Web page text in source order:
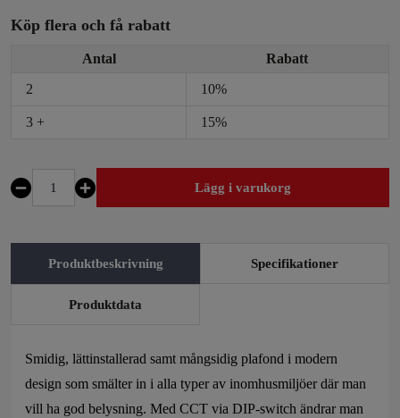
Köp flera och få rabatt
Antal
Rabatt
2
10%
3 + 15%
Plafond
Lägg i varukorg
Produktbeskrivning Specifikationer
Produktdata
Smidig, lättinstallerad samt mångsidig plafond i modern
design som smälter in i alla typer av inomhusmiljöer där man
vill ha god belysning. Med CCT via DIP-switch ändrar man